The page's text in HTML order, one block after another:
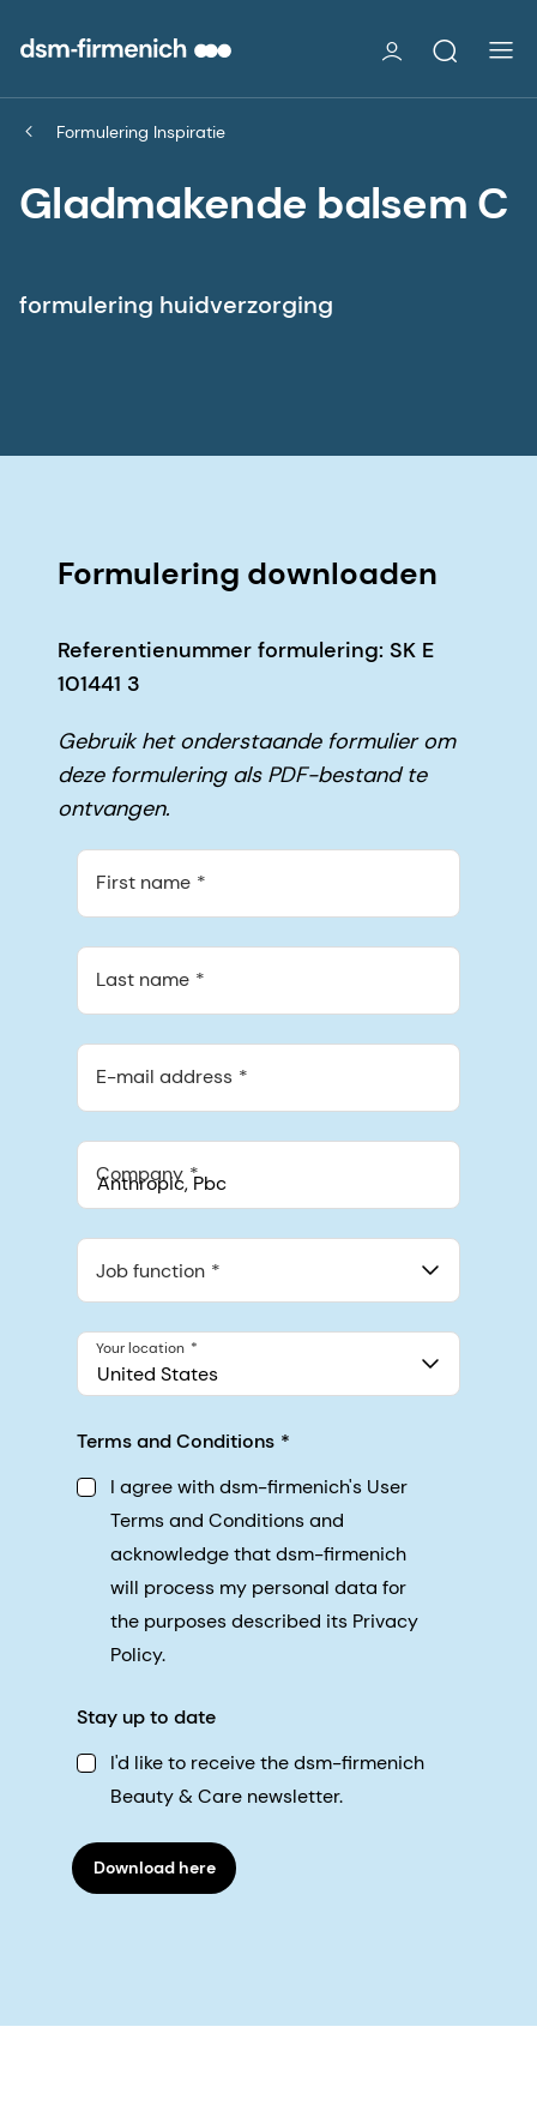
Formulering Inspiratie
Gladmakende balsem C
formulering huidverzorging
Formulering downloaden
Referentienummer formulering: SK E
101441 3
Gebruik het onderstaande formulier om
deze formulering als PDF-bestand te
ontvangen.
First name
Last name
E-mail address
Company
548 Market St Pmb 90375, San Francisco, California, US
Job function
United States
Your location
Terms and Conditions
I agree with dsm-firmenich's User
Terms and Conditions and
acknowledge that dsm-firmenich
will process my personal data for
the purposes described its Privacy
Policy.
Stay up to date
I'd like to receive the dsm-firmenich
Beauty & Care newsletter.
Download here